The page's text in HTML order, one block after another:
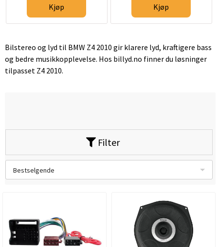
Kjøp Kjøp
Bilstereo og lyd til BMW Z4 2010 gir klarere lyd, kraftigere bass
og bedre musikkopplevelse. Hos billyd.no finner du løsninger
tilpasset Z4 2010.
Filter
Bestselgende